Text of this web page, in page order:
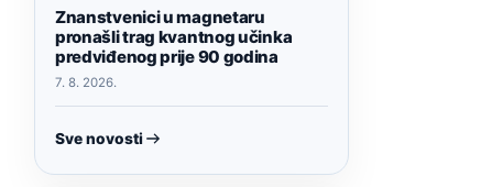
Znanstvenici u magnetaru
pronašli trag kvantnog učinka
predviđenog prije 90 godina
7. 8. 2026.
Sve novosti